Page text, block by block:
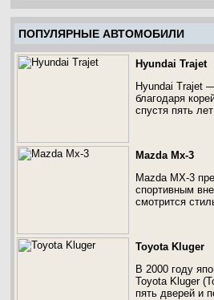
ПОПУЛЯРНЫЕ АВТОМОБИЛИ
Hyundai Trajet
Hyundai Trajet
благодаря
спустя пять
Mazda Mx-3
Mazda MX-3
спортивным
смотрится
Toyota Kluger
В 2000 году
Toyota Kluger
пять дверей и